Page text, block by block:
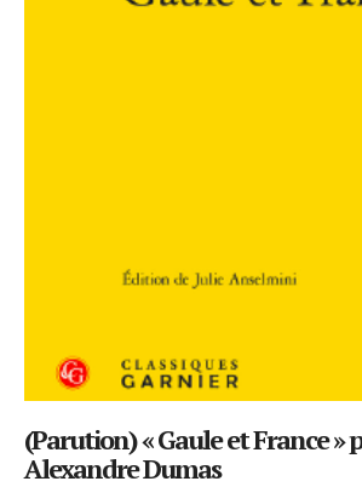
(Parution) « Gaule et France »
Alexandre Dumas